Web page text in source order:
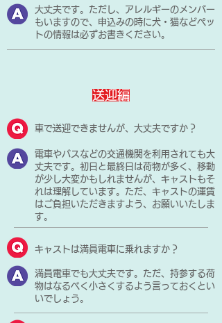
大丈夫です。ただし、アレルギーのメンバー
もいますので、申込みの時に犬・猫などペッ
トの情報は必ずお書きください。
送迎編
車で送迎できませんが、大丈夫ですか？
電車やバスなどの交通機関を利用されても大
丈夫です。初日と最終日は荷物が多く、移動
が少し大変かもしれませんが、キャストもそ
れは理解しています。ただ、キャストの運賃
はご負担いただきますよう、お願いいたしま
す。
キャストは満員電車に乗れますか？
満員電車でも大丈夫です。ただ、持参する荷
物はなるべく小さくするよう言っておくとい
いでしょう。